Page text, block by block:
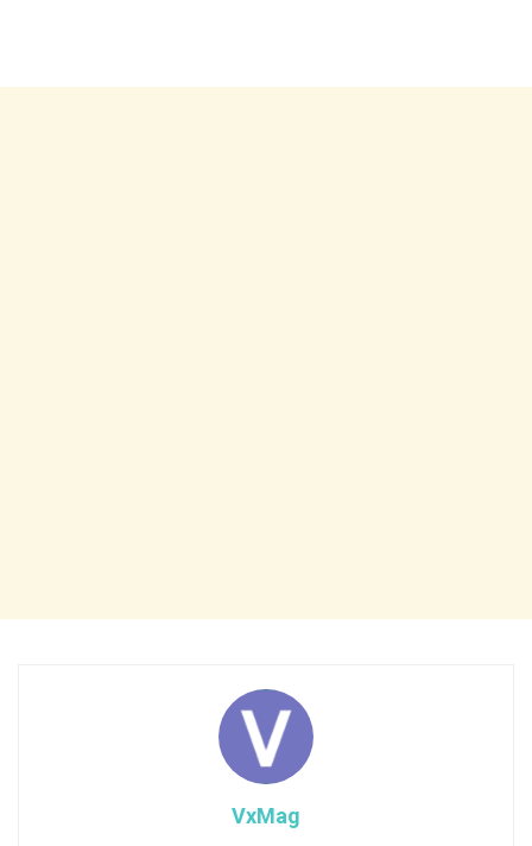
VxMag